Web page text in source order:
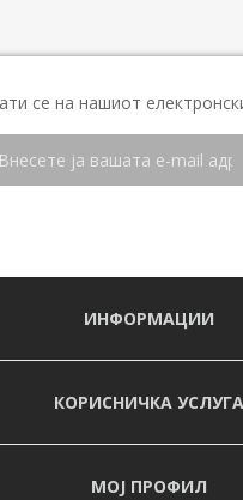
се на нашиот
ИНФОРМАЦИИ
КОРИСНИЧКА УСЛУГА
МОЈ ПРОФИЛ